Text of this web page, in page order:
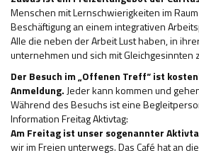
Menschen mit Lernschwierigkeiten im
Beschäftigung an einem integrativen
Alle die neben der Arbeit Lust haben, in
unternehmen und sich mit Gleichgesinnten
Der Besuch im „Offenen Treff“ ist
Anmeldung. Jeder kann kommen und
Während des Besuchs ist eine
Information Freitag Aktivtag:
Am Freitag ist unser sogenannter
wir im Freien unterwegs. Das Café hat an